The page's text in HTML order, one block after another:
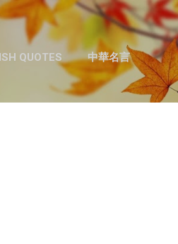
跳至主要內容
QUOTES 中華名言